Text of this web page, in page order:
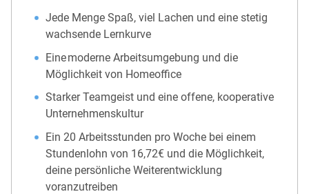
Jede Menge Spaß, viel Lachen und eine stetig
wachsende Lernkurve
Eine moderne Arbeitsumgebung und die
Möglichkeit von Homeoffice
Starker Teamgeist und eine offene, kooperative
Unternehmenskultur
Ein 20 Arbeitsstunden pro Woche bei einem
Stundenlohn von 16,72€ und die Möglichkeit,
deine persönliche Weiterentwicklung
voranzutreiben